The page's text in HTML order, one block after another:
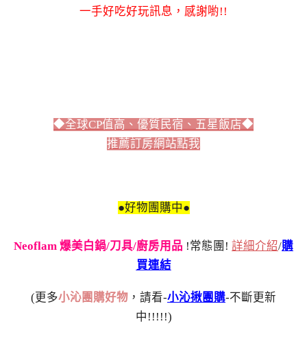
一手好吃好玩訊息，感謝喲!!
◆全球CP值高、優質民宿、五星飯店◆
推薦訂房網站點我
●好物團購中●
Neoflam 爆美白鍋/刀具/廚房用品 !常態團! 詳細介紹/購
買連結
(更多小沁團購好物 ，請看-小沁揪團購-不斷更新
中!!!!!)